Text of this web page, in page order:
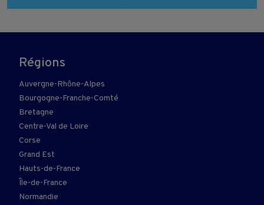
Régions
Auvergne-Rhône-Alpes
Bourgogne-Franche-Comté
Bretagne
Centre-Val de Loire
Corse
Grand Est
Hauts-de-France
Île-de-France
Normandie